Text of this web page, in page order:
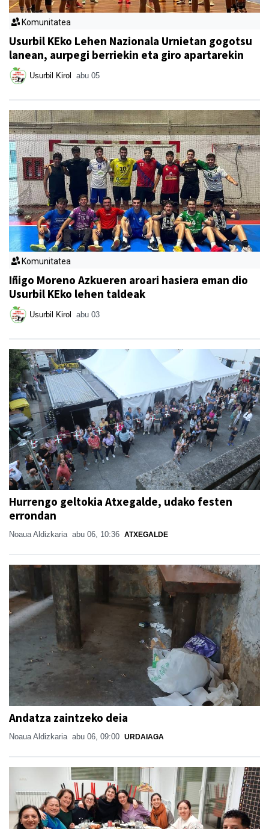
Komunitatea
Usurbil KEko Lehen Nazionala Urnietan gogotsu
lanean, aurpegi berriekin eta giro apartarekin
Usurbil Kirol abu 05
Komunitatea
Iñigo Moreno Azkueren aroari hasiera eman dio
Usurbil KEko lehen taldeak
Usurbil Kirol abu 03
Hurrengo geltokia Atxegalde, udako festen
errondan
Noaua Aldizkaria abu 06, 10:36 ATXEGALDE
Andatza zaintzeko deia
Noaua Aldizkaria abu 06, 09:00 URDAIAGA